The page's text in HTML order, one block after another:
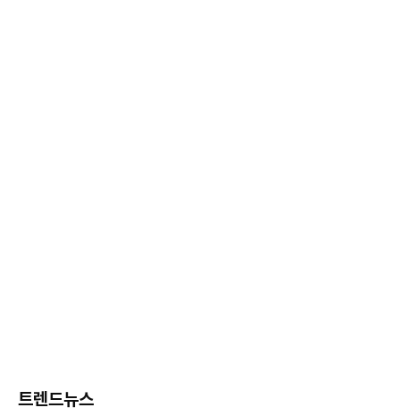
트렌드뉴스